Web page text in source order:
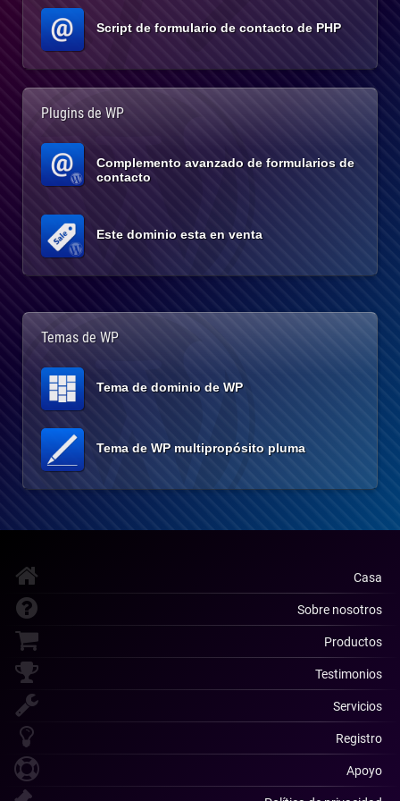
Script de formulario de contacto de PHP
Plugins de WP
Complemento avanzado de formularios de
contacto
Este dominio esta en venta
Temas de WP
Tema de dominio de WP
Tema de WP multipropósito pluma
Casa
Sobre nosotros
Productos
Testimonios
Servicios
Registro
Apoyo